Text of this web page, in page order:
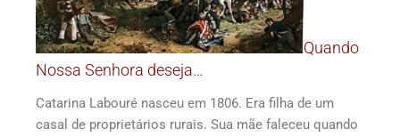
Quando
Nossa Senhora deseja…
Catarina Labouré nasceu em 1806. Era filha de um
casal de proprietários rurais. Sua mãe faleceu quando